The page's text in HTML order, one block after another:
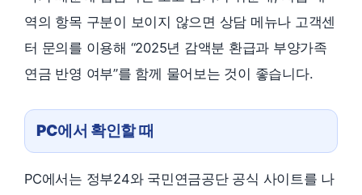
역의 항목 구분이 보이지 않으면 상담 메뉴나 고객센
터 문의를 이용해 “2025년 감액분 환급과 부양가족
연금 반영 여부”를 함께 물어보는 것이 좋습니다.
PC에서 확인할 때
PC에서는 정부24와 국민연금공단 공식 사이트를 나